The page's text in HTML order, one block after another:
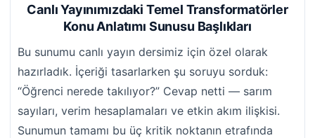
Canlı Yayınımızdaki Temel Transformatörler
Konu Anlatımı Sunusu Başlıkları
Bu sunumu canlı yayın dersimiz için özel olarak
hazırladık. İçeriği tasarlarken şu soruyu sorduk:
“Öğrenci nerede takılıyor?” Cevap netti — sarım
sayıları, verim hesaplamaları ve etkin akım ilişkisi.
Sunumun tamamı bu üç kritik noktanın etrafında